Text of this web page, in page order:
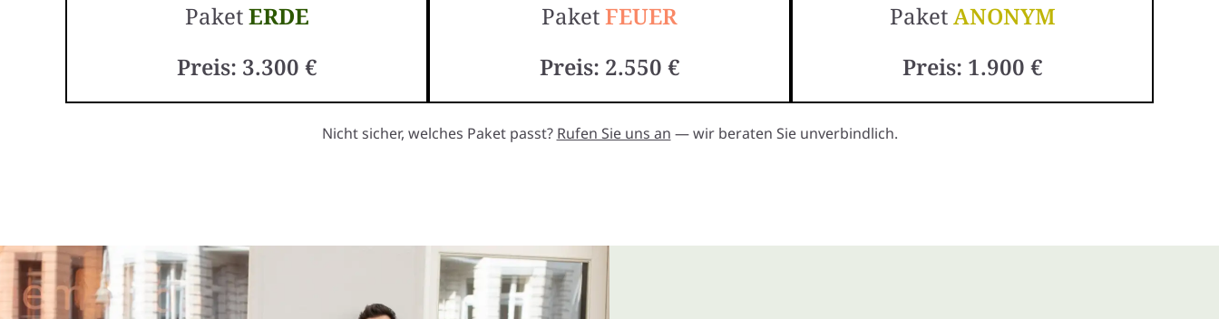
PaketERDE
Preis: 3.300 €
PaketFEUER
Preis: 2.550 €
PaketANONYM
Preis: 1.900 €
Nicht sicher, welches Paket passt? Rufen Sie uns an — wir beraten Sie unverbindlich.